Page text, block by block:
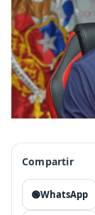
Compartir
🟢WhatsApp